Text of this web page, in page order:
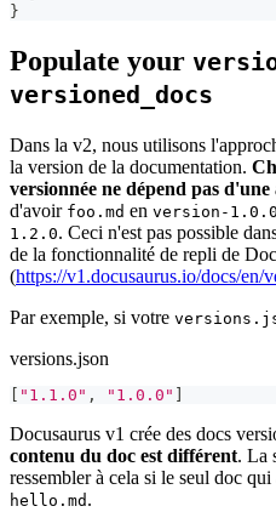
}
Populate your
versioned_docs
Dans la v2, nous utilisons
la version de la documentation.
versionnée ne dépend pas
d'avoir foo.md en version-1.0.0
1.2.0. Ceci n'est pas possible
de la fonctionnalité de repli de
(https://v1.docusaurus.io/docs/
Par exemple, si votre
versions.json
"1.1.0" , "1.0.0"
Docusaurus v1 crée des docs
contenu du doc est différent. La
ressembler à cela si le seul doc
hello.md .